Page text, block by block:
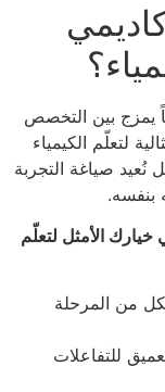
يمزج بين التخصص
لتعلّم الكيمياء
نُعيد صياغة التجربة
بنفسه.
الأمثل لتعلّم
من المرحلة
للتفاعلات